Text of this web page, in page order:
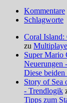
Kommentare
Schlagworte
Coral
zu
Super Mario
Neuerungen
Diese
Story of Sea
- Trendlogik
Tipps zum